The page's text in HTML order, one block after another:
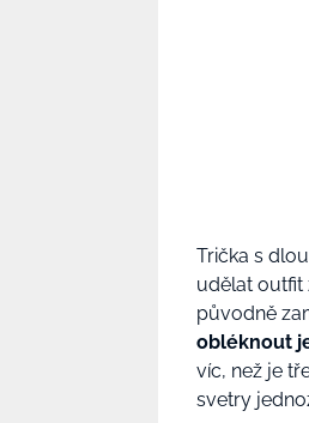
Trička s
udělat outfit
původně
obléknout
víc, než je
svetry